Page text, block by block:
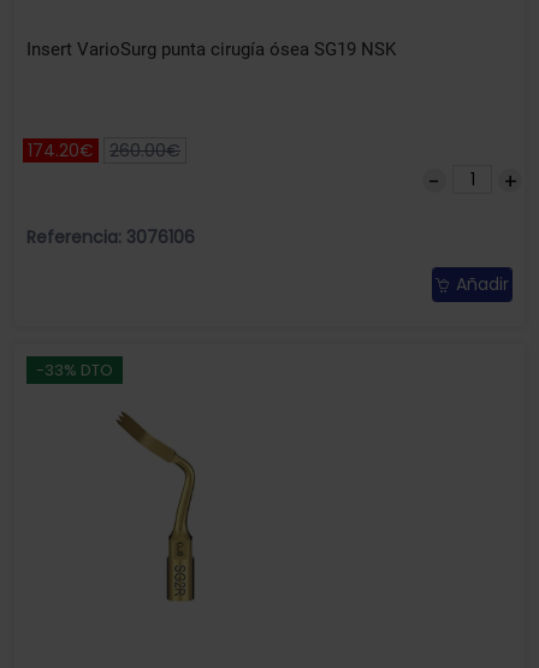
Insert VarioSurg punta cirugía ósea SG19 NSK
174.20€ 260.00€
Referencia: 3076106
Añadir
-33% DTO